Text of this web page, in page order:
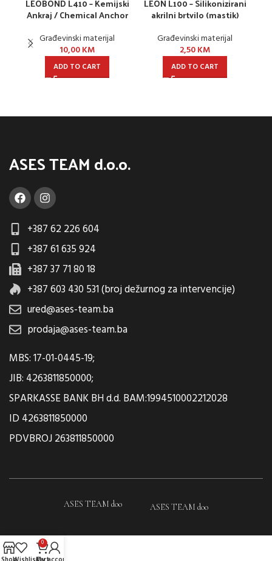
LEOBOND L410 – Kemijski
Ankraj / Chemical Anchor
Građevinski materijal
10,00KM
ADD TO CART
LEON L100 – Silikonizirani
akrilni brtvilo (mastik)
Građevinski materijal
2,50KM
ADD TO CART
ASES TEAM d.o.o.
+387 62 226 604
+387 61 635 924
+387 37 71 80 18
+387 603 430 531 (broj dežurnog za intervencije)
ured@ases-team.ba
prodaja@ases-team.ba
MBS: 17-01-0445-19;
JIB: 4263811850000;
SPARKASSE BANK BH d.d. BAM:1994510002212028
ID 4263811850000
PDVBROJ 263811850000
ASES TEAM doo ASES TEAM doo
0